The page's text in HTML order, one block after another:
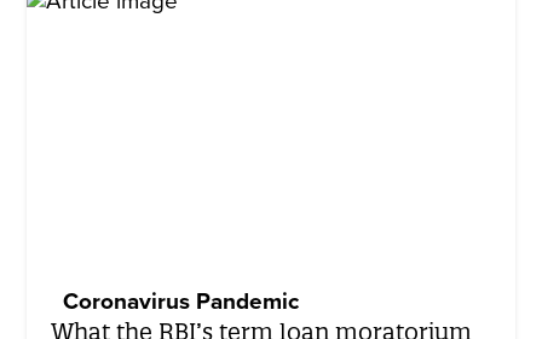
Coronavirus Pandemic
What the RBI’s term loan moratorium